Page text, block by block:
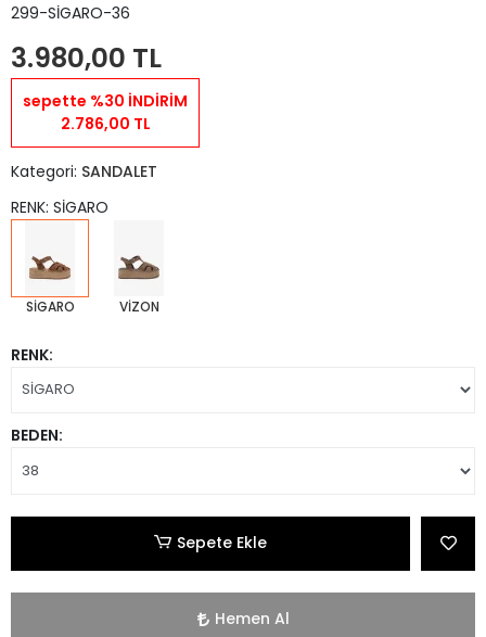
299-SİGARO-36
3.980,00 TL
sepette %30 İNDİRİM
2.786,00 TL
Kategori: SANDALET
RENK: SİGARO
SİGARO VİZON
RENK:
BEDEN:
Sepete Ekle
Hemen Al